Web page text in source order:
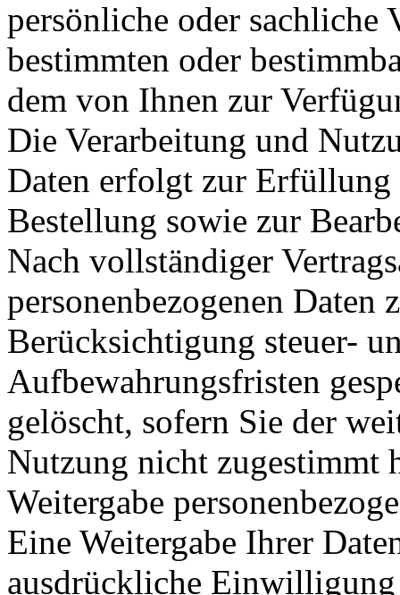
persönliche oder sachliche
bestimmten oder
dem von Ihnen zur
Die Verarbeitung und
Daten erfolgt zur
Bestellung sowie zur
Nach vollständiger
personenbezogenen Daten
Berücksichtigung steuer-
Aufbewahrungsfristen
gelöscht, sofern Sie der
Nutzung nicht zugestimmt
Weitergabe
Eine Weitergabe Ihrer
ausdrückliche